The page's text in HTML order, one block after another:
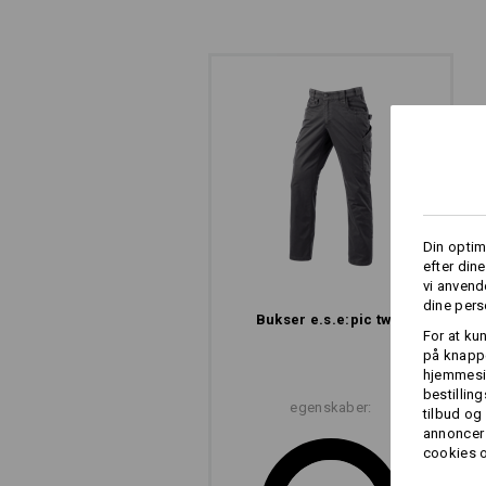
Kuglepen, skruetrækker eller
ved første øjekast: Indvendigt
Bukser e.s.​e:pic twill
egenskaber:
Din
efter
vi
dine
For at
på
tilbud og
cookies